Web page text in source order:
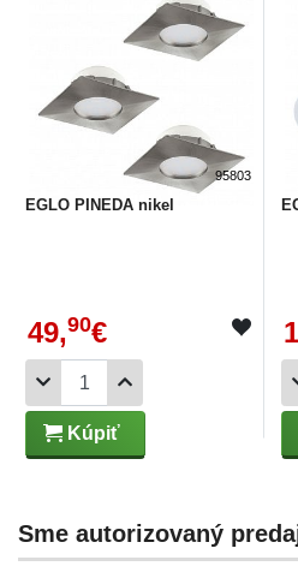
95803
EGLO PINEDA nikel
49,90€
Kúpiť
Sme autorizovaný